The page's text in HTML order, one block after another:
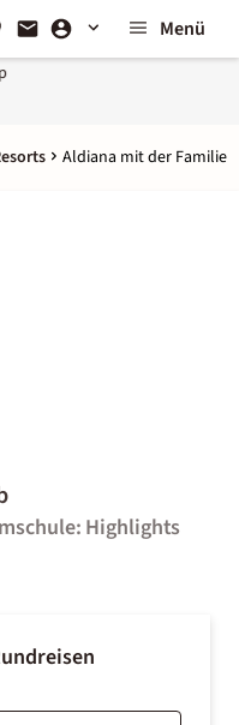
Menü
Aldiana mit der Familie
Highlights